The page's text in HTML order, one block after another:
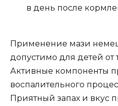
в день после
Применение мази
допустимо для детей от
Активные компоненты
воспалительного
Приятный запах и вкус